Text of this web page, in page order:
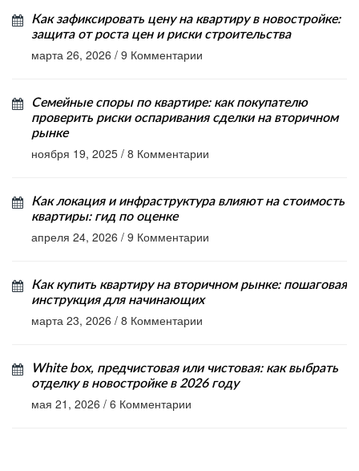
Как зафиксировать цену на квартиру в новостройке:
защита от роста цен и риски строительства
марта 26, 2026 / 9 Комментарии
Семейные споры по квартире: как покупателю
проверить риски оспаривания сделки на вторичном
рынке
ноября 19, 2025 / 8 Комментарии
Как локация и инфраструктура влияют на стоимость
квартиры: гид по оценке
апреля 24, 2026 / 9 Комментарии
Как купить квартиру на вторичном рынке: пошаговая
инструкция для начинающих
марта 23, 2026 / 8 Комментарии
White box, предчистовая или чистовая: как выбрать
отделку в новостройке в 2026 году
мая 21, 2026 / 6 Комментарии